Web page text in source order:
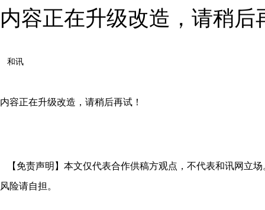
内容正在升级改造，请稍后
和讯
内容正在升级改造，请稍后再试！
【免责声明】本文仅代表合作供稿方观点，不代表和讯网立
风险请自担。